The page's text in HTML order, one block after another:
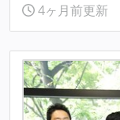
4ヶ月前更新